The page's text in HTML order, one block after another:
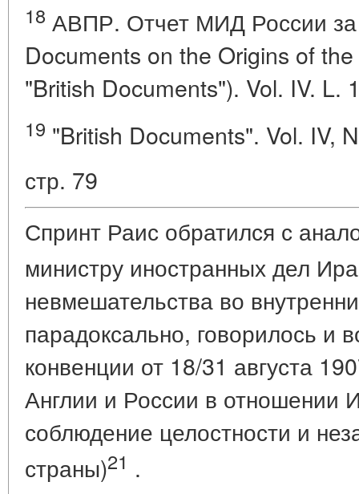
18 АВПР. Отчет МИД России за
Documents on the Origins of
"British Documents"). Vol. IV. L.
19 "British Documents". Vol. IV,
стр. 79
Спринт Раис обратился с
министру иностранных дел
невмешательства во
парадоксально, говорилось и
конвенции от 18/31 августа
Англии и России в отношении
соблюдение целостности и
страны)21 .